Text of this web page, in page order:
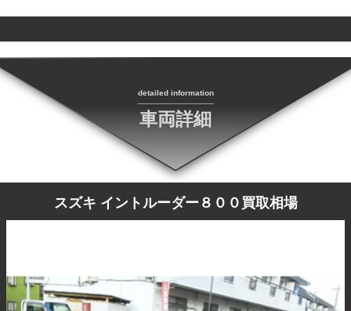
detailed information
車両詳細
スズキ イントルーダー８００買取相場